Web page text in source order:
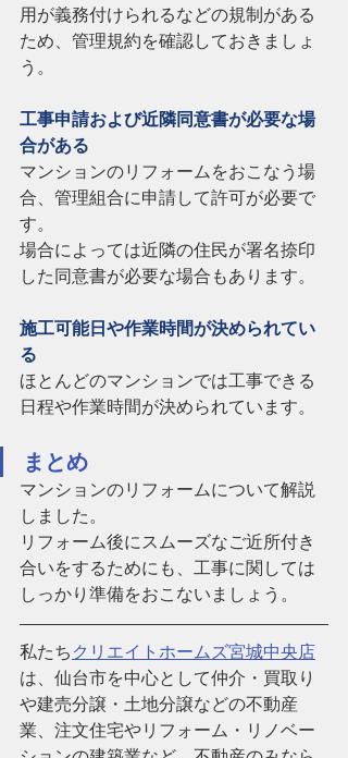
用が義務付けられるなどの規制がある
ため、管理規約を確認しておきましょ
う。
工事申請および近隣同意書が必要な場
合がある
マンションのリフォームをおこなう場
合、管理組合に申請して許可が必要で
す。
場合によっては近隣の住民が署名捺印
した同意書が必要な場合もあります。
施工可能日や作業時間が決められてい
る
ほとんどのマンションでは工事できる
日程や作業時間が決められています。
まとめ
マンションのリフォームについて解説
しました。
リフォーム後にスムーズなご近所付き
合いをするためにも、工事に関しては
しっかり準備をおこないましょう。
私たち クリエイトホームズ宮城中央店
は、仙台市を中心として仲介・買取り
や建売分譲・土地分譲などの不動産
業、注文住宅やリフォーム・リノベー